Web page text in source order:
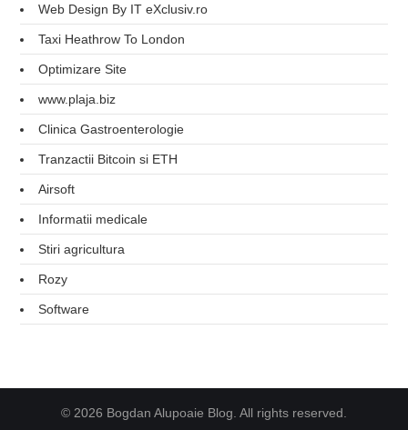
Web Design By IT eXclusiv.ro
Taxi Heathrow To London
Optimizare Site
www.plaja.biz
Clinica Gastroenterologie
Tranzactii Bitcoin si ETH
Airsoft
Informatii medicale
Stiri agricultura
Rozy
Software
© 2026 Bogdan Alupoaie Blog. All rights reserved.